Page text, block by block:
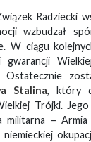
Radziecki
wzbudzał
W ciągu
gwarancji
Ostatecznie
Stalina, który
Trójki.
militarna –